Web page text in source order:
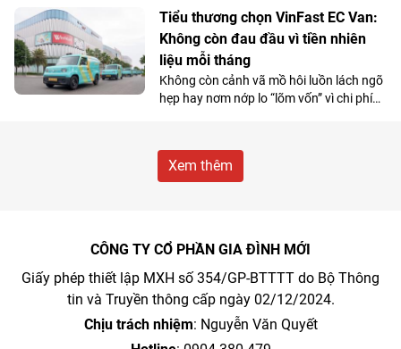
hàng có nhu cầu di chuyển cự ly ngắn.
Tiểu thương chọn VinFast EC Van:
Không còn đau đầu vì tiền nhiên
liệu mỗi tháng
Không còn cảnh vã mồ hôi luồn lách ngõ
hẹp hay nơm nớp lo “lõm vốn” vì chi phí
coi đây là “cỗ máy sinh lời”.
Xem thêm
CÔNG TY CỔ PHẦN GIA ĐÌNH MỚI
Giấy phép thiết lập MXH số 354/GP-BTTTT do Bộ Thông
tin và Truyền thông cấp ngày 02/12/2024.
Chịu trách nhiệm: Nguyễn Văn Quyết